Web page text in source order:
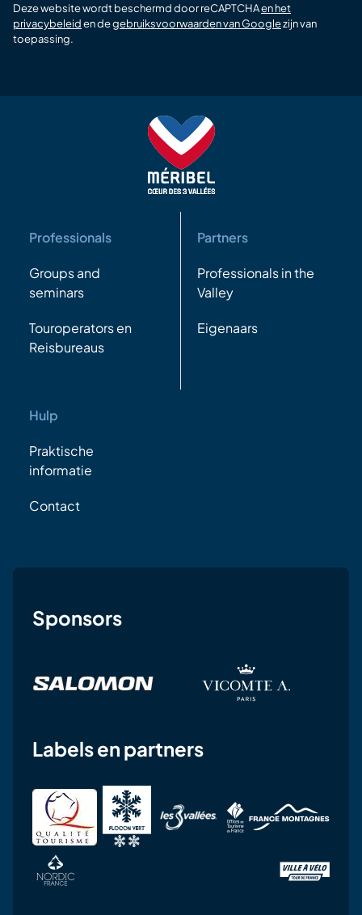
Deze website wordt beschermd door reCAPTCHAen het
privacybeleiden degebruiksvoorwaarden van Googlezijn van
toepassing.
Professionals
Groups and
seminars
Touroperators en
Reisbureaus
Partners
Professionals in the
Valley
Eigenaars
Hulp
Praktische
informatie
Contact
Sponsors
Labels en partners